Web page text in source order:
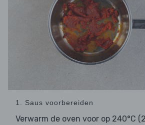
1. Saus voorbereiden
Verwarm de oven voor op 240°C